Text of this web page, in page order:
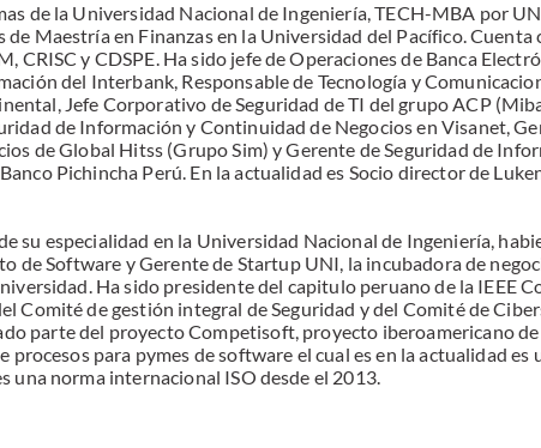
de la Universidad Nacional de Ingeniería, TECH-MBA por
Maestría en Finanzas en la Universidad del Pacífico. Cuenta
CRISC y CDSPE. Ha sido jefe de Operaciones de Banca
del Interbank, Responsable de Tecnología y
Jefe Corporativo de Seguridad de TI del grupo ACP
de Información y Continuidad de Negocios en Visanet,
de Global Hitss (Grupo Sim) y Gerente de Seguridad de
Pichincha Perú. En la actualidad es Socio director de
su especialidad en la Universidad Nacional de Ingeniería,
de Software y Gerente de Startup UNI, la incubadora de
Ha sido presidente del capitulo peruano de la IEEE
Comité de gestión integral de Seguridad y del Comité de
parte del proyecto Competisoft, proyecto iberoamericano
procesos para pymes de software el cual es en la actualidad es
una norma internacional ISO desde el 2013.